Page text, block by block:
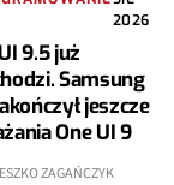
2026
9.5 już
Samsung
jeszcze
One UI 9
ZAGAŃCZYK